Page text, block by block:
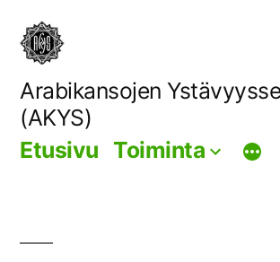
Siirry
sisältöön
Arabikansojen
(AKYS)
Etusivu Toiminta